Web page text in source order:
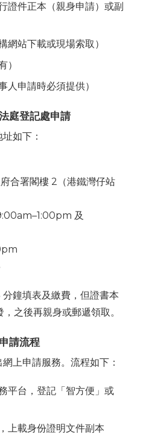
證件正本（親身申請）或副
網站下載或現場索取）
）
人申請時必須提供）
庭登記處申請
如下：
合署閣樓 2（港鐵灣仔站
及
分鐘填表及繳費，但證書本
之後再親身或郵遞領取。
請流程
上申請服務。流程如下：
平台，登記「智方便」或
上載身份證明文件副本